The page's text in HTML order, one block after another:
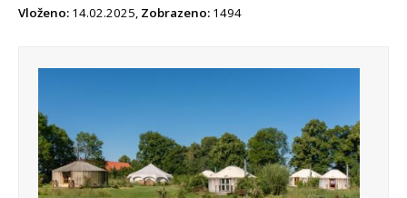
Vloženo: 14.02.2025, Zobrazeno: 1494